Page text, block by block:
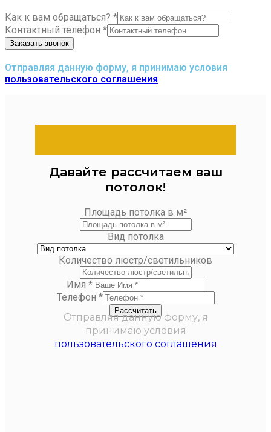
Как к вам обращаться? *
Контактный телефон *
Заказать звонок
Отправляя данную форму, я принимаю условия
пользовательского соглашения
Давайте рассчитаем ваш
потолок!
Площадь потолка в м²
Вид потолка
Количество люстр/светильников
Имя *
Телефон *
Рассчитать
Отправляя данную форму, я
принимаю условия
пользовательского соглашения